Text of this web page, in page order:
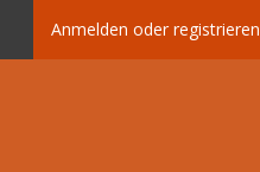
Anmelden oder registrieren